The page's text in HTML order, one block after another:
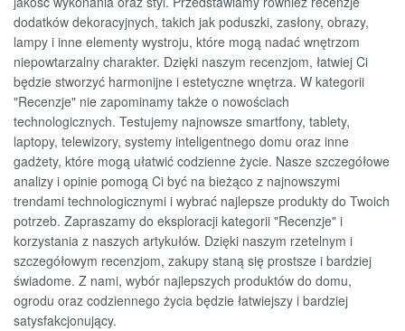
dodatków dekoracyjnych, takich jak poduszki, zasłony, obrazy,
lampy i inne elementy wystroju, które mogą nadać wnętrzom
niepowtarzalny charakter. Dzięki naszym recenzjom, łatwiej Ci
będzie stworzyć harmonijne i estetyczne wnętrza. W kategorii
"Recenzje" nie zapominamy także o nowościach
technologicznych. Testujemy najnowsze smartfony, tablety,
laptopy, telewizory, systemy inteligentnego domu oraz inne
gadżety, które mogą ułatwić codzienne życie. Nasze szczegółowe
analizy i opinie pomogą Ci być na bieżąco z najnowszymi
trendami technologicznymi i wybrać najlepsze produkty do Twoich
potrzeb. Zapraszamy do eksploracji kategorii "Recenzje" i
korzystania z naszych artykułów. Dzięki naszym rzetelnym i
szczegółowym recenzjom, zakupy staną się prostsze i bardziej
świadome. Z nami, wybór najlepszych produktów do domu,
ogrodu oraz codziennego życia będzie łatwiejszy i bardziej
satysfakcjonujący.